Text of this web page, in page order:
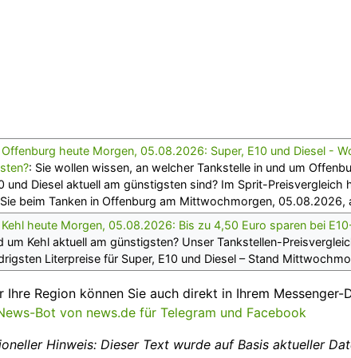
Offenburg heute Morgen, 05.08.2026: Super, E10 und Diesel -
: Sie wollen wissen, an welcher Tankstelle in und um
und Diesel aktuell am günstigsten sind? Im Sprit-Preisvergleich
beim Tanken in Offenburg am Mittwochmorgen, 05.08.2026,
heute Morgen, 05.08.2026: Bis zu 4,50 Euro sparen bei
um Kehl aktuell am günstigsten? Unser Tankstellen-
Literpreise für Super, E10 und Diesel – Stand
Ihre Region können Sie auch direkt in Ihrem Messenger-
Bot von news.de für Telegram und Facebook
Hinweis: Dieser Text wurde auf Basis aktueller